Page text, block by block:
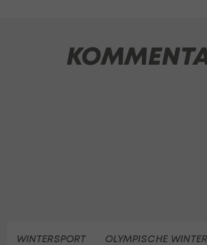
WINTERSPORT OLYMPISCHE